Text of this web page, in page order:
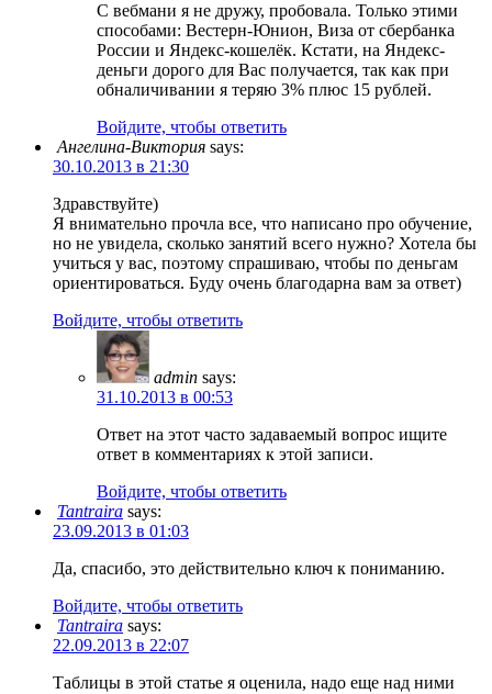
С вебмани я не дружу, пробовала. Только этими
способами: Вестерн-Юнион, Виза от сбербанка
России и Яндекс-кошелёк. Кстати, на Яндекс-
деньги дорого для Вас получается, так как при
обналичивании я теряю 3% плюс 15 рублей.
Войдите, чтобы ответить
Ангелина-Виктория says:
30.10.2013 в 21:30
Здравствуйте)
Я внимательно прочла все, что написано про обучение,
но не увидела, сколько занятий всего нужно? Хотела бы
учиться у вас, поэтому спрашиваю, чтобы по деньгам
ориентироваться. Буду очень благодарна вам за ответ)
Войдите, чтобы ответить
admin says:
31.10.2013 в 00:53
Ответ на этот часто задаваемый вопрос ищите
ответ в комментариях к этой записи.
Войдите, чтобы ответить
Tantraira says:
23.09.2013 в 01:03
Да, спасибо, это действительно ключ к пониманию.
Войдите, чтобы ответить
Tantraira says:
22.09.2013 в 22:07
Таблицы в этой статье я оценила, надо еще над ними